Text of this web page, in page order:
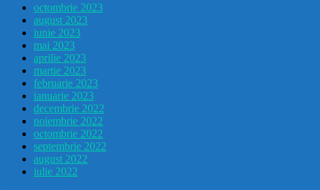
octombrie 2023
august 2023
iunie 2023
mai 2023
aprilie 2023
martie 2023
februarie 2023
ianuarie 2023
decembrie 2022
noiembrie 2022
octombrie 2022
septembrie 2022
august 2022
iulie 2022